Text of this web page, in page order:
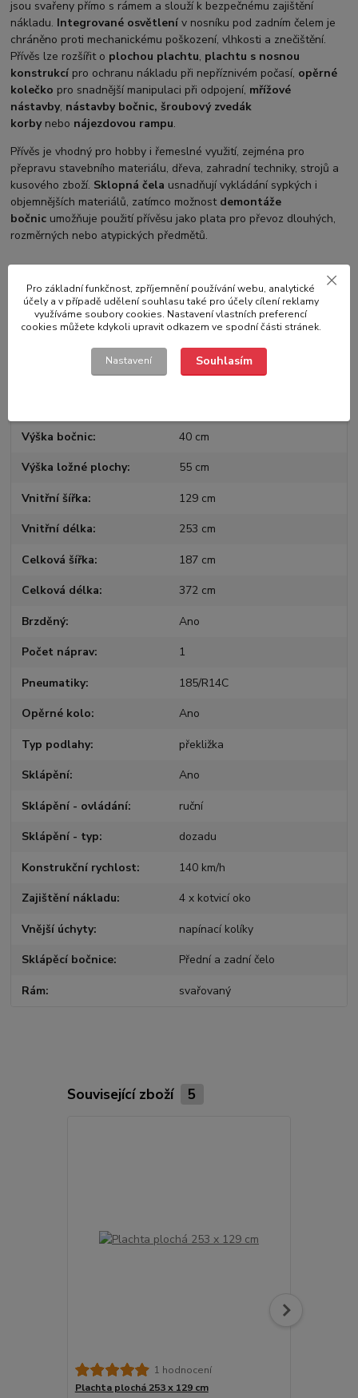
jsou svařeny přímo s rámem a slouží k bezpečnému zajištění
nákladu. Integrované osvětlenív nosníku pod zadním čelem je
chráněno proti mechanickému poškození, vlhkosti a znečištění.
Přívěs lze rozšířit o plochou plachtu, plachtu s nosnou
konstrukcí pro ochranu nákladu při nepříznivém počasí, opěrné
kolečko pro snadnější manipulaci při odpojení, mřížové
nástavby, nástavby bočnic, šroubový zvedák
korbynebo nájezdovou rampu.
Přívěs je vhodný pro hobby i řemeslné využití, zejména pro
přepravu stavebního materiálu, dřeva, zahradní techniky, strojů a
kusového zboží. Sklopná čela usnadňují vykládání sypkých i
objemnějších materiálů, zatímco možnost demontáže
bočnic umožňuje použití přívěsu jako plata pro převoz dlouhých,
rozměrných nebo atypických předmětů.
Parametry
NEPTUN
Celková hmotnost 1350 kg
Výška bočnic 40 cm
Výška ložné plochy 55 cm
Vnitřní šířka 129 cm
Vnitřní délka 253 cm
Celková šířka 187 cm
Celková délka 372 cm
Brzděný Ano
Počet náprav 1
Pneumatiky 185/R14C
Opěrné kolo Ano
Typ podlahy překližka
Sklápění Ano
Sklápění - ovládání ruční
Sklápění - typ dozadu
Konstrukční rychlost 140 km/h
Zajištění nákladu 4 x kotvicí oko
Vnější úchyty napínací kolíky
Sklápěcí bočnice Přední a zadní čelo
Rám svařovaný
Související zboží 5
1 hodnocení
Plachta plochá 253 x 129 cm
Pro základní funkčnost, zpříjemnění používání webu, analytické
účely a v případě udělení souhlasu také pro účely cílení reklamy
využíváme soubory cookies. Nastavení vlastních preferencí
cookies můžete kdykoli upravit odkazem ve spodní části stránek.
Nastavení Souhlasím